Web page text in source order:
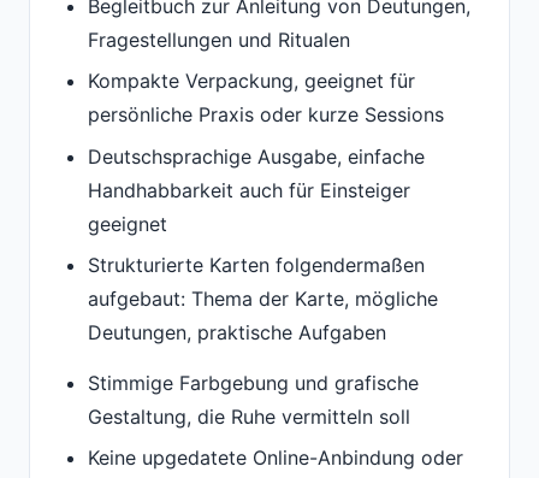
Begleitbuch zur Anleitung von Deutungen,
Fragestellungen und Ritualen
Kompakte Verpackung, geeignet für
persönliche Praxis oder kurze Sessions
Deutschsprachige Ausgabe, einfache
Handhabbarkeit auch für Einsteiger
geeignet
Strukturierte Karten folgendermaßen
aufgebaut: Thema der Karte, mögliche
Deutungen, praktische Aufgaben
Stimmige Farbgebung und grafische
Gestaltung, die Ruhe vermitteln soll
Keine upgedatete Online-Anbindung oder